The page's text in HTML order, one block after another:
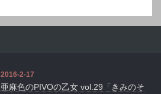
2016-2-17
亜麻色のPIVOの乙女 vol.29「きみのそ